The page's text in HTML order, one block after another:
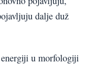
dalje duž
u morfologiji